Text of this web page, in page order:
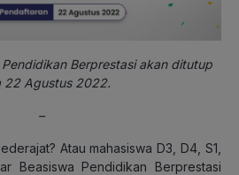
Berprestasi akan ditutup
22 Agustus 2022.
–
Atau mahasiswa D3, D4, S1,
Beasiswa Pendidikan Berprestasi